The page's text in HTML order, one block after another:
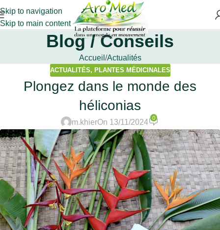
Skip to navigation
Skip to main content
Blog / Conseils
Accueil Actualités
ACTUALITÉS, PLANTES MÉDICINALES
Plongez dans le monde des
héliconias
m.khierOn 13/11/2024
0